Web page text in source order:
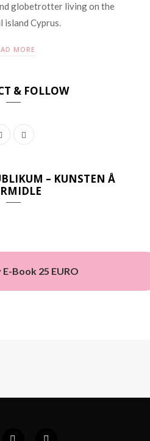
globetrotter living on the
island Cyprus.
MORE
& FOLLOW
c
e
s
t
– KUNSTEN Å
E-Book 25 EURO